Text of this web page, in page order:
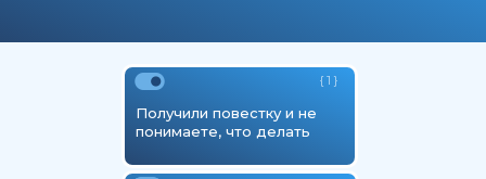
Получили повестку и не
понимаете, что делать
{ 1 }